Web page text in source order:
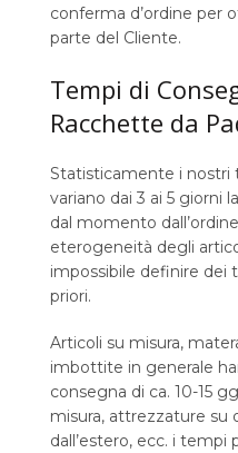
conferma d’ordine per
parte del Cliente.
Tempi di
Racchette da
Statisticamente i nostri
variano dai 3 ai 5 giorni
dal momento
eterogeneità degli
impossibile definire dei
priori.
Articoli su misura,
imbottite in generale
consegna di ca. 10-15
misura, attrezzature su
dall’estero, ecc. i tempi